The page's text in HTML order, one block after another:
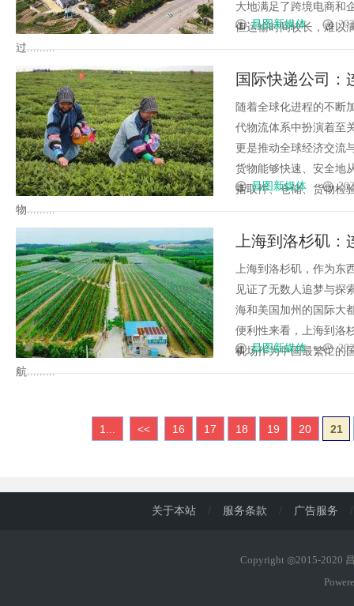
大地满足了跨境电商和
但运输时间较长，难以
过.........
昌图新媒体
国际快递公司：
随着全球化进程的不断
代物流体系中扮演着至
更是推动全球经济交流
货物能够快速、安全地
括取件、仓储、货物检
物.........
昌图新媒体
上海到洛杉矶
上海到洛杉矶，作为东
见证了无数人追梦与探
海和美国加州的国际大
便利性来看，上海到洛
机场作为中国最繁忙的
航.........
昌图新媒体
1... << 16 17 18 19 20 21
关于本站 / 服务条款 / 广告服务 /
Copyright ◎2015-2020